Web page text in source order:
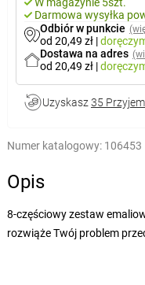
Darmowa wysyłka
Odbiór w punkcie
od 20,49 zł |
Dostawa na adres
od 20,49 zł |
Uzyskasz 35
Numer katalogowy: 106453
Opis
8-częściowy zestaw
rozwiąże Twój problem